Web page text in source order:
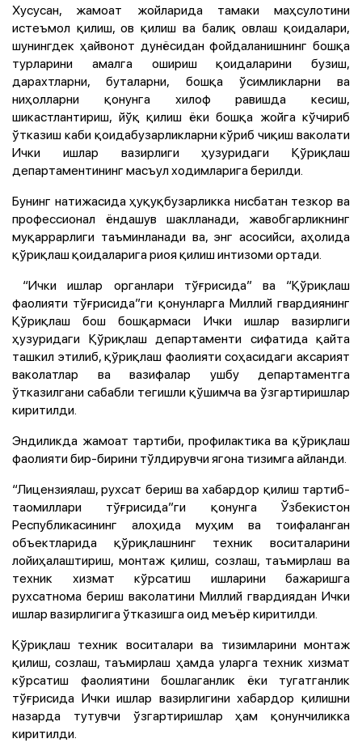
Хусусан, жамоат жойларида тамаки маҳсулотини
истеъмол қилиш, ов қилиш ва балиқ овлаш қоидалари,
шунингдек ҳайвонот дунёсидан фойдаланишнинг бошқа
турларини амалга ошириш қоидаларини бузиш,
дарахтларни, буталарни, бошқа ўсимликларни ва
ниҳолларни қонунга хилоф равишда кесиш,
шикастлантириш, йўқ қилиш ёки бошқа жойга кўчириб
ўтказиш каби қоидабузарликларни кўриб чиқиш ваколати
Ички ишлар вазирлиги ҳузуридаги Қўриқлаш
департаментининг масъул ходимларига берилди.
Бунинг натижасида ҳуқуқбузарликка нисбатан тезкор ва
профессионал ёндашув шаклланади, жавобгарликнинг
муқаррарлиги таъминланади ва, энг асосийси, аҳолида
қўриқлаш қоидаларига риоя қилиш интизоми ортади.
“Ички ишлар органлари тўғрисида” ва “Қўриқлаш
фаолияти тўғрисида”ги қонунларга Миллий гвардиянинг
Қўриқлаш бош бошқармаси Ички ишлар вазирлиги
ҳузуридаги Қўриқлаш департаменти сифатида қайта
ташкил этилиб, қўриқлаш фаолияти соҳасидаги аксарият
ваколатлар ва вазифалар ушбу департаментга
ўтказилгани сабабли тегишли қўшимча ва ўзгартиришлар
киритилди.
Эндиликда жамоат тартиби, профилактика ва қўриқлаш
фаолияти бир-бирини тўлдирувчи ягона тизимга айланди.
“Лицензиялаш, рухсат бериш ва хабардор қилиш тартиб-
таомиллари тўғрисида”ги қонунга Ўзбекистон
Республикасининг алоҳида муҳим ва тоифаланган
объектларида қўриқлашнинг техник воситаларини
лойиҳалаштириш, монтаж қилиш, созлаш, таъмирлаш ва
техник хизмат кўрсатиш ишларини бажаришга
рухсатнома бериш ваколатини Миллий гвардиядан Ички
ишлар вазирлигига ўтказишга оид меъёр киритилди.
Қўриқлаш техник воситалари ва тизимларини монтаж
қилиш, созлаш, таъмирлаш ҳамда уларга техник хизмат
кўрсатиш фаолиятини бошлаганлик ёки тугатганлик
тўғрисида Ички ишлар вазирлигини хабардор қилишни
назарда тутувчи ўзгартиришлар ҳам қонунчиликка
киритилди.